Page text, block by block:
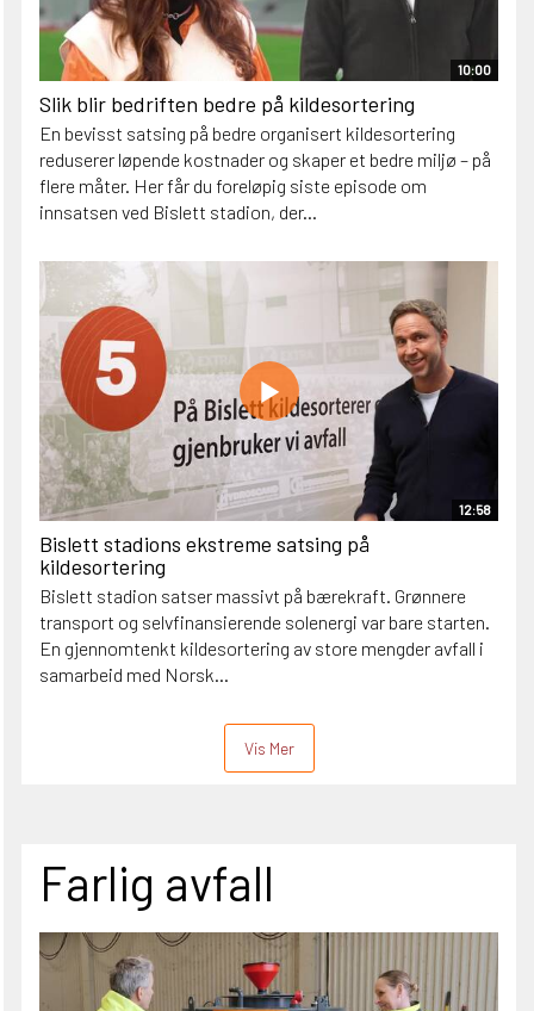
10:00
Slik blir bedriften bedre på kildesortering
En bevisst satsing på bedre organisert kildesortering
reduserer løpende kostnader og skaper et bedre miljø – på
flere måter. Her får du foreløpig siste episode om
innsatsen ved Bislett stadion, der...
12:58
Bislett stadions ekstreme satsing på
kildesortering
Bislett stadion satser massivt på bærekraft. Grønnere
transport og selvfinansierende solenergi var bare starten.
En gjennomtenkt kildesortering av store mengder avfall i
samarbeid med Norsk...
Vis Mer
Farlig avfall